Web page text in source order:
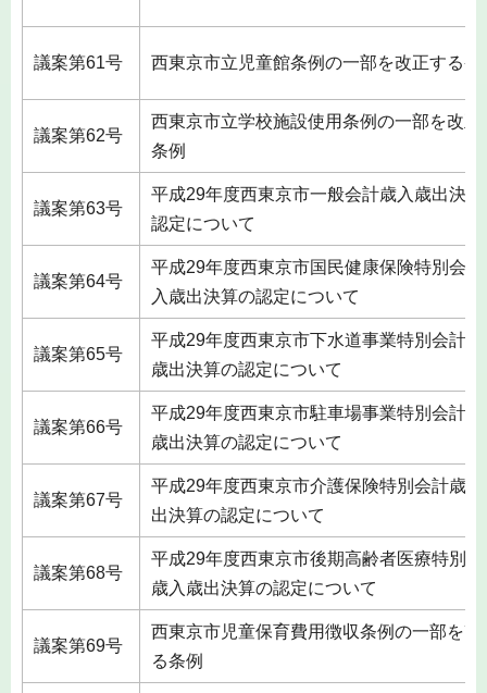
議案第61号 西東京市立児童館条例の一部を改正する条
議案第62号
西東京市立学校施設使用条例の一部を改正
条例
議案第63号
平成29年度西東京市一般会計歳入歳出決算
認定について
議案第64号
平成29年度西東京市国民健康保険特別会計
入歳出決算の認定について
議案第65号
平成29年度西東京市下水道事業特別会計歳
歳出決算の認定について
議案第66号
平成29年度西東京市駐車場事業特別会計歳
歳出決算の認定について
議案第67号
平成29年度西東京市介護保険特別会計歳入
出決算の認定について
議案第68号
平成29年度西東京市後期高齢者医療特別会
歳入歳出決算の認定について
議案第69号
西東京市児童保育費用徴収条例の一部を改
る条例